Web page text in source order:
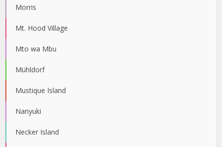
Morris
Mt. Hood Village
Mto wa Mbu
Mühldorf
Mustique Island
Nanyuki
Necker Island